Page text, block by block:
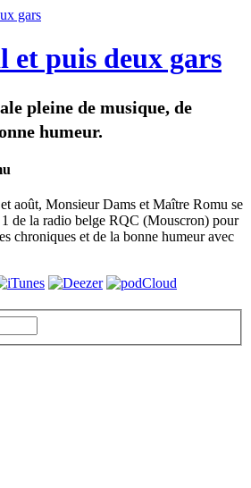
et puis deux gars
pleine de musique, de
humeur.
août, Monsieur Dams et Maître Romu se
de la radio belge RQC (Mouscron) pour
chroniques et de la bonne humeur avec